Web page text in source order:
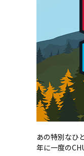
あの特別なひ
年に一度の